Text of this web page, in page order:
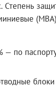
Степень
— по